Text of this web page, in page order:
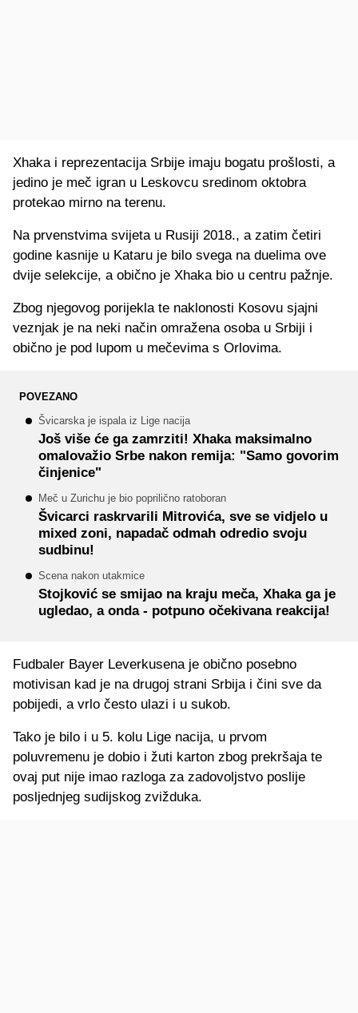
Xhaka i reprezentacija Srbije imaju bogatu prošlosti, a
jedino je meč igran u Leskovcu sredinom oktobra
protekao mirno na terenu.
Na prvenstvima svijeta u Rusiji 2018., a zatim četiri
godine kasnije u Kataru je bilo svega na duelima ove
dvije selekcije, a obično je Xhaka bio u centru pažnje.
Zbog njegovog porijekla te naklonosti Kosovu sjajni
veznjak je na neki način omražena osoba u Srbiji i
obično je pod lupom u mečevima s Orlovima.
POVEZANO
Švicarska je ispala iz Lige nacija
Još više će ga zamrziti! Xhaka maksimalno
omalovažio Srbe nakon remija: "Samo govorim
činjenice"
Meč u Zurichu je bio poprilično ratoboran
Švicarci raskrvarili Mitrovića, sve se vidjelo u
mixed zoni, napadač odmah odredio svoju
sudbinu!
Scena nakon utakmice
Stojković se smijao na kraju meča, Xhaka ga je
ugledao, a onda - potpuno očekivana reakcija!
Fudbaler Bayer Leverkusena je obično posebno
motivisan kad je na drugoj strani Srbija i čini sve da
pobijedi, a vrlo često ulazi i u sukob.
Tako je bilo i u 5. kolu Lige nacija, u prvom
poluvremenu je dobio i žuti karton zbog prekršaja te
ovaj put nije imao razloga za zadovoljstvo poslije
posljednjeg sudijskog zvižduka.